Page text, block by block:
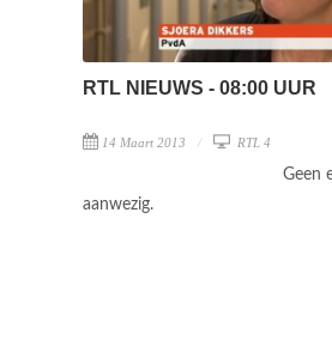
RTL NIEUWS - 08:00 UUR
14 Maart 2013 RTL 4
Geen
aanwezig.